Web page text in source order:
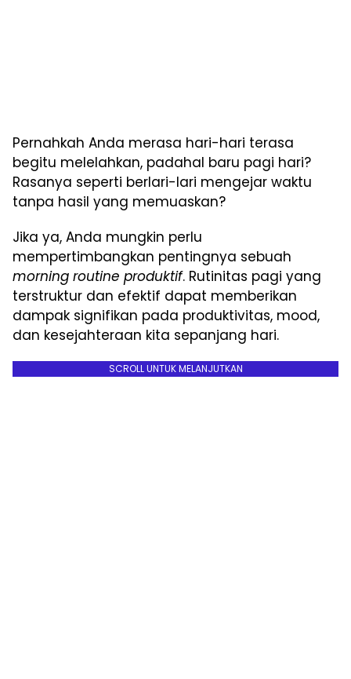
Pernahkah Anda merasa hari-hari terasa
begitu melelahkan, padahal baru pagi hari?
Rasanya seperti berlari-lari mengejar waktu
tanpa hasil yang memuaskan?
Jika ya, Anda mungkin perlu
mempertimbangkan pentingnya sebuah
morning routine produktif. Rutinitas pagi yang
terstruktur dan efektif dapat memberikan
dampak signifikan pada produktivitas, mood,
dan kesejahteraan kita sepanjang hari.
SCROLL UNTUK MELANJUTKAN